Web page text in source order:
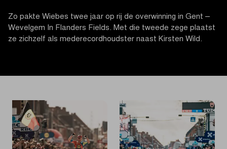
Zo pakte Wiebes twee jaar op rij de overwinning in Gent –
Wevelgem In Flanders Fields. Met die tweede zege plaatst
ze zichzelf als mederecordhoudster naast Kirsten Wild.